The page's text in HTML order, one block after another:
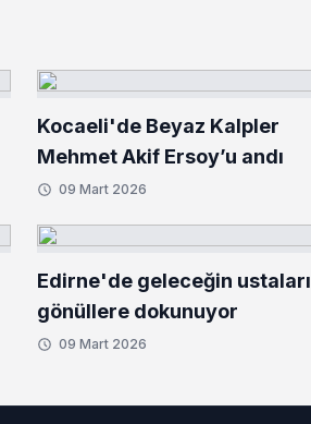
Kocaeli'de Beyaz Kalpler
Mehmet Akif Ersoy’u andı
09 Mart 2026
Edirne'de geleceğin ustaları
gönüllere dokunuyor
09 Mart 2026